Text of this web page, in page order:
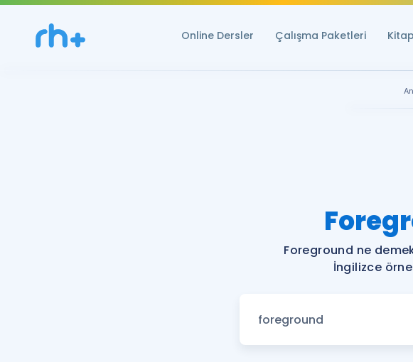
Online Dersler Çalışma Paketleri
Foreground ne
İngilizce